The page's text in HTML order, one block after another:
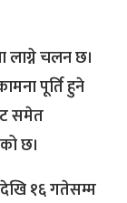
लाग्ने चलन छ।
पूर्ति हुने
समेत
छ।
१६ गतेसम्म